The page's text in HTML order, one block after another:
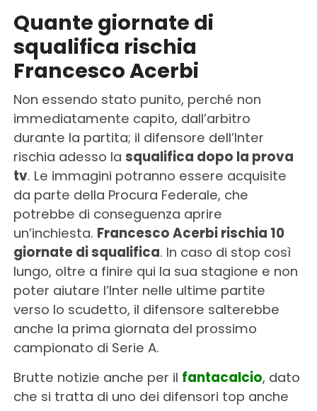
Quante giornate di
squalifica rischia
Francesco Acerbi
Non essendo stato punito, perché non
immediatamente capito, dall’arbitro
durante la partita; il difensore dell’Inter
rischia adesso la squalifica dopo la prova
tv. Le immagini potranno essere acquisite
da parte della Procura Federale, che
potrebbe di conseguenza aprire
un’inchiesta. Francesco Acerbi rischia 10
giornate di squalifica. In caso di stop così
lungo, oltre a finire qui la sua stagione e non
poter aiutare l’Inter nelle ultime partite
verso lo scudetto, il difensore salterebbe
anche la prima giornata del prossimo
campionato di Serie A.
Brutte notizie anche per il fantacalcio, dato
che si tratta di uno dei difensori top anche